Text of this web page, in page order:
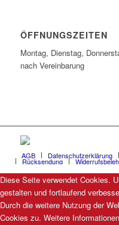
ÖFFNUNGSZEITEN
Montag, Dienstag,
nach Vereinbarung
AGB Datenschutzerklärung
Rücksendung
Diese Seite verwendet Cookies.
gestalten und fortlaufend
Durch die weitere Nutzung der
Cookies zu. Weitere